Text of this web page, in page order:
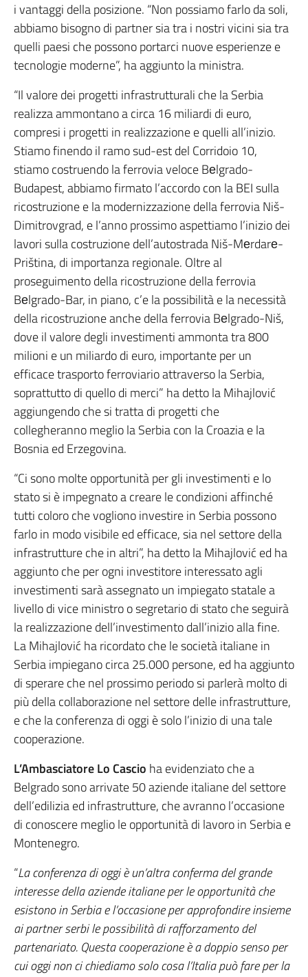
i vantaggi della posizione. “Non possiamo farlo da soli,
abbiamo bisogno di partner sia tra i nostri vicini sia tra
quelli paesi che possono portarci nuove esperienze e
tecnologie moderne”, ha aggiunto la ministra.
“Il valore dei progetti infrastrutturali che la Serbia
realizza ammontano a circa 16 miliardi di euro,
compresi i progetti in realizzazione e quelli all’inizio.
Stiamo finendo il ramo sud-est del Corridoio 10,
stiamo costruendo la ferrovia veloce Bеlgrado-
Budapest, abbiamo firmato l’accordo con la BEI sulla
ricostruzione e la modernizzazione della ferrovia Niš-
Dimitrovgrad, e l’anno prossimo aspettiamo l’inizio dei
lavori sulla costruzione dell’autostrada Niš-Mеrdarе-
Priština, di importanza regionale. Oltre al
proseguimento della ricostruzione della ferrovia
Bеlgrado-Bar, in piano, c’e la possibilità e la necessità
della ricostruzione anche della ferrovia Bеlgrado-Niš,
dove il valore degli investimenti ammonta tra 800
milioni e un miliardo di euro, importante per un
efficace trasporto ferroviario attraverso la Serbia,
soprattutto di quello di merci” ha detto la Mihajlović
aggiungendo che si tratta di progetti che
collegheranno meglio la Serbia con la Croazia e la
Bosnia ed Erzegovina.
“Ci sono molte opportunità per gli investimenti e lo
stato si è impegnato a creare le condizioni affinché
tutti coloro che vogliono investire in Serbia possono
farlo in modo visibile ed efficace, sia nel settore della
infrastrutture che in altri”, ha detto la Mihajlović ed ha
aggiunto che per ogni investitore interessato agli
investimenti sarà assegnato un impiegato statale a
livello di vice ministro o segretario di stato che seguirà
la realizzazione dell’investimento dall’inizio alla fine.
La Mihajlović ha ricordato che le società italiane in
Serbia impiegano circa 25.000 persone, ed ha aggiunto
di sperare che nel prossimo periodo si parlerà molto di
più della collaborazione nel settore delle infrastrutture,
e che la conferenza di oggi è solo l’inizio di una tale
cooperazione.
L’Ambasciatore Lo Cascio ha evidenziato che a
Belgrado sono arrivate 50 aziende italiane del settore
dell’edilizia ed infrastrutture, che avranno l’occasione
di conoscere meglio le opportunità di lavoro in Serbia e
Montenegro.
“La conferenza di oggi è un’altra conferma del grande
interesse della aziende italiane per le opportunità che
esistono in Serbia e l’occasione per approfondire insieme
ai partner serbi le possibilità di rafforzamento del
partenariato. Questa cooperazione è a doppio senso per
cui oggi non ci chiediamo solo cosa l’Italia può fare per la